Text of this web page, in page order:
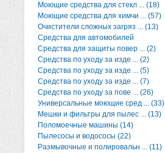
Моющие средства для стекл ... (18)
Моющие средства для химчи ... (57)
Очистители сложных загряз ... (13)
Средства для автомобилей
Средства для защиты повер ... (2)
Средства по уходу за изде ... (2)
Средства по уходу за изде ... (5)
Средства по уходу за изде ... (7)
Средства по уходу за пове ... (26)
Универсальные моющие сред ... (33)
Мешки и фильтры для пылес ... (13)
Поломоечные машины (14)
Пылесосы и водососы (22)
Размывочные и полировальн ... (11)